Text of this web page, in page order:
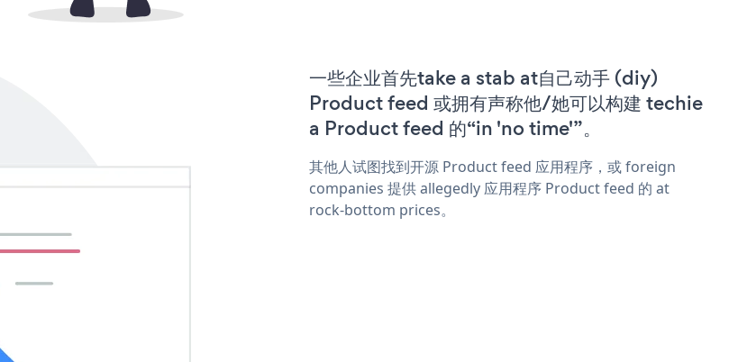
一些企业首先take a stab at自己动手 (diy)
Product feed 或拥有声称他/她可以构建 techie
a Product feed 的“in 'no time'”。
其他人试图找到开源 Product feed 应用程序，或 foreign
companies 提供 allegedly 应用程序 Product feed 的 at
rock-bottom prices。